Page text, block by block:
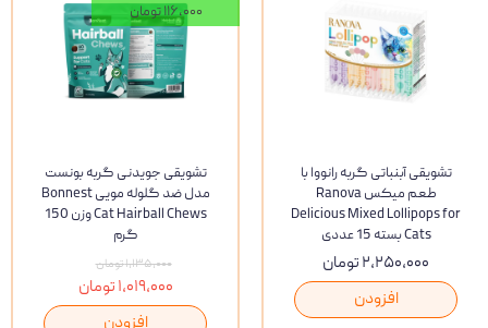
تشویقی آبنباتی گربه رانووا با
طعم میکس Ranova
Delicious Mixed Lollipops for
Cats بسته 15 عددی
۲,۲۵۰,۰۰۰ تومان
افزودن
تشویقی جویدنی گربه بونست
مدل ضد گلوله مویی Bonnest
Cat Hairball Chews وزن 150
گرم
۱,۱۳۵,۰۰۰ تومان
۱,۰۱۹,۰۰۰ تومان
۱۱۶,۰۰۰ تومان